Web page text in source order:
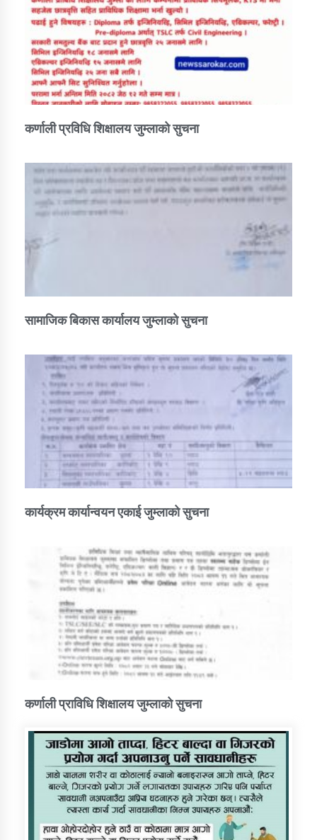
कर्णाली प्रविधि शिक्षालय जुम्लाको सुचना
सामाजिक बिकास कार्यालय जुम्लाकाे सुचना
कार्यक्रम कार्यान्वयन एकाई जुम्लाको सुचना
कर्णाली प्राविधि शिक्षालय जुम्लाको सुचना